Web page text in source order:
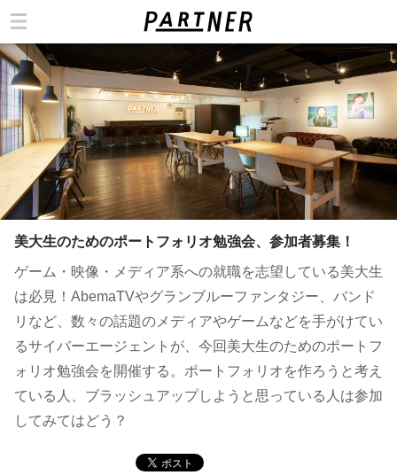
美大生のためのポートフォリオ勉強会、参加者募集！
ゲーム・映像・メディア系への就職を志望している美大生
は必見！AbemaTVやグランブルーファンタジー、バンド
リなど、数々の話題のメディアやゲームなどを手がけてい
るサイバーエージェントが、今回美大生のためのポートフ
ォリオ勉強会を開催する。ポートフォリオを作ろうと考え
ている人、ブラッシュアップしようと思っている人は参加
してみてはどう？
カテゴリ